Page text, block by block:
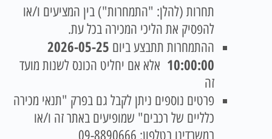
תחרות (להלן: "התמחרות") בין המציעים ו/או
להפסיק את הליכי המכירה בכל עת.
ההתמחרות תתבצע ביום 2026-05-25
10:00:00 אלא אם יחליט הכונס לשנות מועד
זה
פרטים נוספים ניתן לקבל גם בפרק "תנאי מכירה
כלליים של רכבים" שמופיעים באתר זה ו/או
במשרדינו בטלפון: 09-8890666